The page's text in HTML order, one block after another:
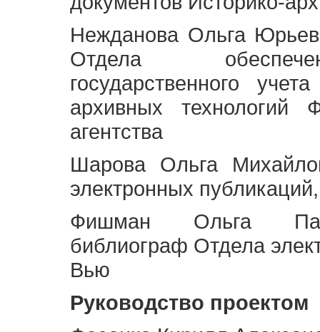
Нежданова Ольга
Отдела
государственного
архивных технологий
агентства
Шарова Ольга
электронных
Фишман Ольга
библиограф Отдела
Вью
Руководство проектом